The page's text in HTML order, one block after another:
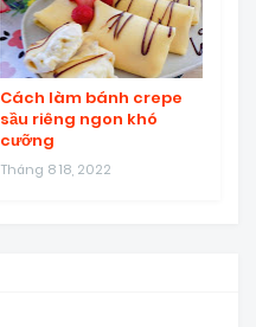
Cách làm bánh crepe
sầu riêng ngon khó
cưỡng
Tháng 8 18, 2022